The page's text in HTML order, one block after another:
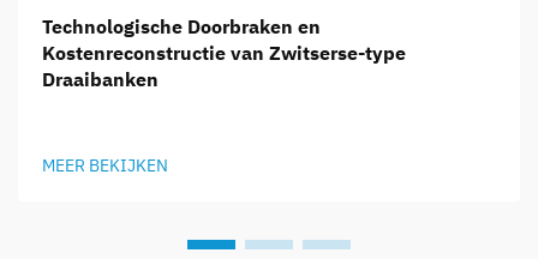
Technologische Doorbraken en
Kostenreconstructie van Zwitserse-type
Draaibanken
MEER BEKIJKEN